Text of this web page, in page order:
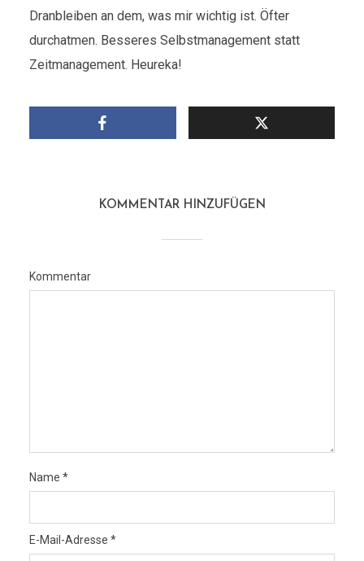
Dranbleiben an dem, was mir wichtig ist. Öfter
durchatmen. Besseres Selbstmanagement statt
Zeitmanagement. Heureka!
KOMMENTAR HINZUFÜGEN
Kommentar
Name *
E-Mail-Adresse *